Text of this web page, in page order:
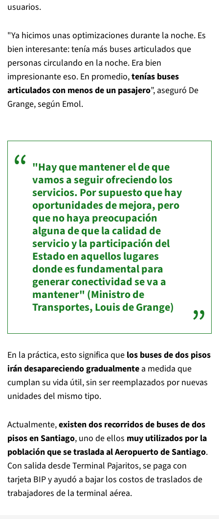
usuarios.
"Ya hicimos unas optimizaciones durante la noche. Es
bien interesante: tenía más buses articulados que
personas circulando en la noche. Era bien
impresionante eso. En promedio,tenías buses
articulados con menos de un pasajero”, aseguró De
Grange, según Emol.
"Hay que mantener el de que
vamos a seguir ofreciendo los
servicios. Por supuesto que hay
oportunidades de mejora, pero
que no haya preocupación
alguna de que la calidad de
servicio y la participación del
Estado en aquellos lugares
donde es fundamental para
generar conectividad se va a
mantener" (Ministro de
Transportes, Louis de Grange)
En la práctica, esto significa que los buses de dos pisos
irán desapareciendo gradualmente a medida que
cumplan su vida útil, sin ser reemplazados por nuevas
unidades del mismo tipo.
Actualmente,existen dos recorridos de buses de dos
pisos en Santiago, uno de ellos muy utilizados por la
población que se traslada al Aeropuerto de Santiago.
Con salida desde Terminal Pajaritos, se paga con
tarjeta BIP y ayudó a bajar los costos de traslados de
trabajadores de la terminal aérea.